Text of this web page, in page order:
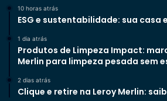
10 horas atrás
ESG e sustentabilidade: sua casa
1 dia atrás
Produtos de Limpeza Impact:
Merlin para limpeza pesada sem
2 dias atrás
Clique e retire na Leroy Merlin: